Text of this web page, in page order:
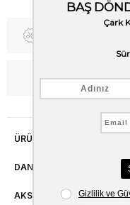
Fiyat Düşünce Haber
ÜRÜN ÖZELLIKLERI
DANIŞMA HATTI
AKSESUAR ONARIMI